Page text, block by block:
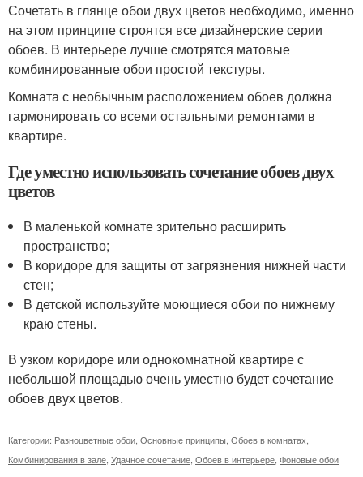
Сочетать в глянце обои двух цветов необходимо, именно
на этом принципе строятся все дизайнерские серии
обоев. В интерьере лучше смотрятся матовые
комбинированные обои простой текстуры.
Комната с необычным расположением обоев должна
гармонировать со всеми остальными ремонтами в
квартире.
Где уместно использовать сочетание обоев двух
цветов
В маленькой комнате зрительно расширить
пространство;
В коридоре для защиты от загрязнения нижней части
стен;
В детской используйте моющиеся обои по нижнему
краю стены.
В узком коридоре или однокомнатной квартире с
небольшой площадью очень уместно будет сочетание
обоев двух цветов.
Категории: Разноцветные обои, Основные принципы, Обоев в комнатах,
Комбинирования в зале, Удачное сочетание, Обоев в интерьере, Фоновые обои